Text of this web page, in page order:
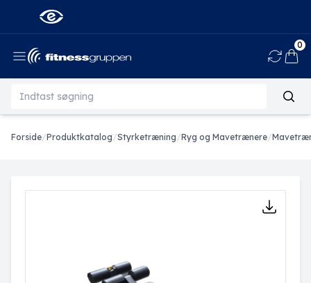
0
Forside/Produktkatalog/Styrketræning/Ryg og Mavetrænere/